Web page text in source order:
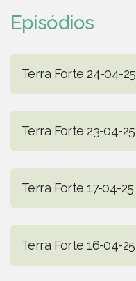
Episódios
Terra Forte 24-04-25
Terra Forte 23-04-25
Terra Forte 17-04-25
Terra Forte 16-04-25